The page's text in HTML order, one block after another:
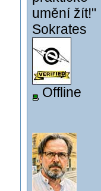
umění žít!"
Sokrates
Offline